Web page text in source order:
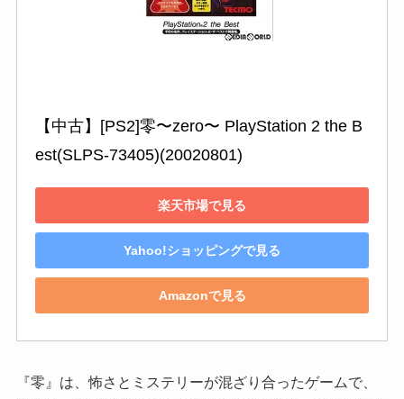
【中古】[PS2]零〜zero〜 PlayStation 2 the B
est(SLPS-73405)(20020801)
楽天市場で見る
Yahoo!ショッピングで見る
Amazonで見る
『零』は、怖さとミステリーが混ざり合ったゲームで、